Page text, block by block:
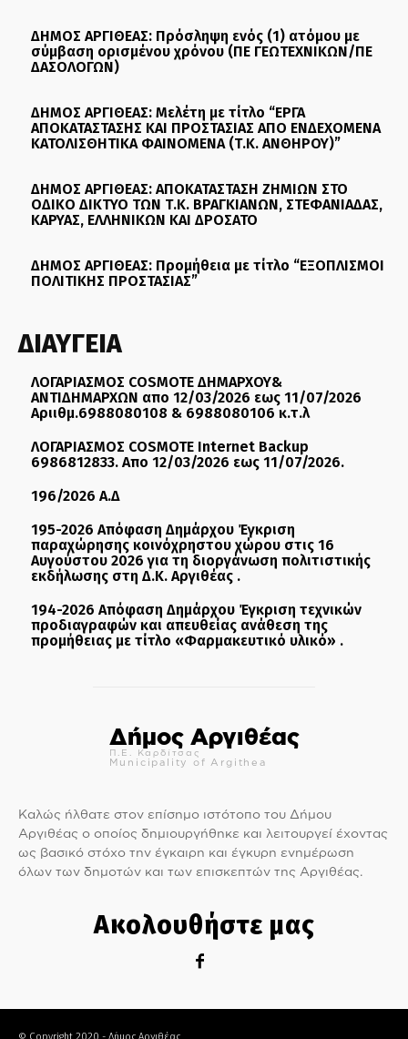
ΔΗΜΟΣ ΑΡΓΙΘΕΑΣ: Πρόσληψη ενός (1) ατόμου με
σύμβαση ορισμένου χρόνου (ΠΕ ΓΕΩΤΕΧΝΙΚΩΝ/ΠΕ
ΔΑΣΟΛΟΓΩΝ)
ΔΗΜΟΣ ΑΡΓΙΘΕΑΣ: Μελέτη με τίτλο “ΕΡΓΑ
ΑΠΟΚΑΤΑΣΤΑΣΗΣ ΚΑΙ ΠΡΟΣΤΑΣΙΑΣ ΑΠΟ ΕΝΔΕΧΟΜΕΝΑ
ΚΑΤΟΛΙΣΘΗΤΙΚΑ ΦΑΙΝΟΜΕΝΑ (Τ.Κ. ΑΝΘΗΡΟΥ)”
ΔΗΜΟΣ ΑΡΓΙΘΕΑΣ: ΑΠΟΚΑΤΑΣΤΑΣΗ ΖΗΜΙΩΝ ΣΤΟ
ΟΔΙΚΟ ΔΙΚΤΥΟ ΤΩΝ Τ.Κ. ΒΡΑΓΚΙΑΝΩΝ, ΣΤΕΦΑΝΙΑΔΑΣ,
ΚΑΡΥΑΣ, ΕΛΛΗΝΙΚΩΝ ΚΑΙ ΔΡΟΣΑΤΟ
ΔΗΜΟΣ ΑΡΓΙΘΕΑΣ: Προμήθεια με τίτλο “ΕΞΟΠΛΙΣΜΟΙ
ΠΟΛΙΤΙΚΗΣ ΠΡΟΣΤΑΣΙΑΣ”
ΔΙΑΥΓΕΙΑ
ΛΟΓΑΡΙΑΣΜΟΣ COSMOTE ΔΗΜΑΡΧΟΥ&
ΑΝΤΙΔΗΜΑΡΧΩΝ απο 12/03/2026 εως 11/07/2026
Αριιθμ.6988080108 & 6988080106 κ.τ.λ
ΛΟΓΑΡΙΑΣΜΟΣ COSMOTE Internet Backup
6986812833. Απο 12/03/2026 εως 11/07/2026.
196/2026 Α.Δ
195-2026 Απόφαση Δημάρχου Έγκριση
παραχώρησης κοινόχρηστου χώρου στις 16
Αυγούστου 2026 για τη διοργάνωση πολιτιστικής
εκδήλωσης στη Δ.Κ. Αργιθέας .
194-2026 Απόφαση Δημάρχου Έγκριση τεχνικών
προδιαγραφών και απευθείας ανάθεση της
προμήθειας με τίτλο «Φαρμακευτικό υλικό» .
Δήμος Αργιθέας
Π.Ε. Καρδίτσας
Municipality of Argithea
Καλώς ήλθατε στον επίσημο ιστότοπο του Δήμου
Αργιθέας ο οποίος δημιουργήθηκε και λειτουργεί έχοντας
ως βασικό στόχο την έγκαιρη και έγκυρη ενημέρωση
όλων των δημοτών και των επισκεπτών της Αργιθέας.
Ακολουθήστε μας
© Copyright 2020 - Δήμος Αργιθέας